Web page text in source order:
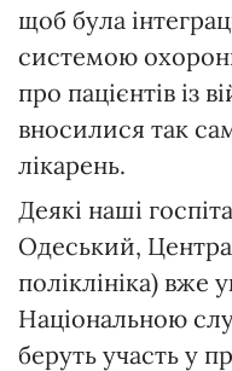
щоб була
системою
про пацієнтів із
вносилися так
лікарень.
Деякі наші
Одеський,
поліклініка) вже
Національною
беруть участь у